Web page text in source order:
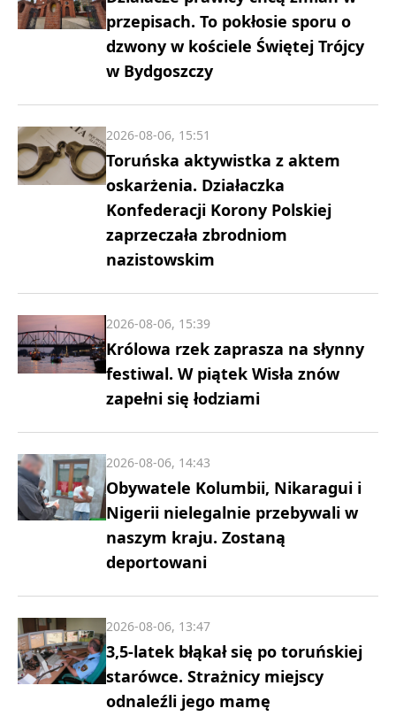
przepisach. To pokłosie sporu o
dzwony w kościele Świętej Trójcy
w Bydgoszczy
Toruńska aktywistka z aktem
oskarżenia. Działaczka
Konfederacji Korony Polskiej
zaprzeczała zbrodniom
nazistowskim
2026-08-06, 15:51
Królowa rzek zaprasza na słynny
festiwal. W piątek Wisła znów
zapełni się łodziami
2026-08-06, 15:39
Obywatele Kolumbii, Nikaragui i
Nigerii nielegalnie przebywali w
naszym kraju. Zostaną
deportowani
2026-08-06, 14:43
3,5-latek błąkał się po toruńskiej
starówce. Strażnicy miejscy
odnaleźli jego mamę
2026-08-06, 13:47